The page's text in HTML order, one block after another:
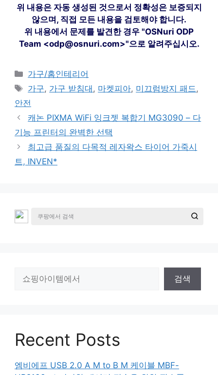
위 내용은 자동 생성된 것으로서 정확성은 보증되지
않으며, 직접 모든 내용을 검토해야 합니다.
위 내용에서 문제를 발견한 경우 "OSNuri ODP
Team <odp@osnuri.com>"으로 알려주십시오.
카
테
리
가구/홈인테리어
태
그
가구, 가구 받침대 , 마켓피아, 미끄럼방지 패드,
안전
캐논 PIXMA WiFi 잉크젯 복합기 MG3090 – 다
기능 프린터의 완벽한 선택
최고급 품질의 다목적 레자왁스 타이어 가죽시
트, INVEN*
검색
Recent Posts
엠비에프 USB 2.0 A M to B M 케이블 MBF-